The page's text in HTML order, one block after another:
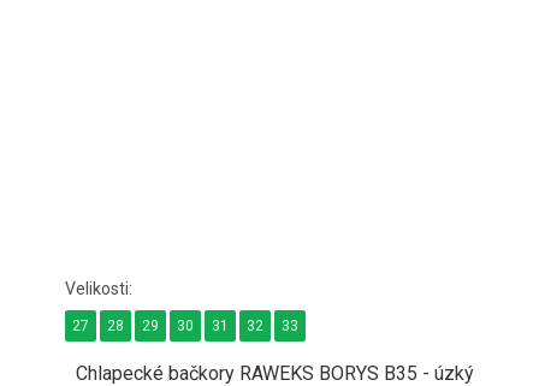
Chlapecké bačkory RAWEKS BORYS B35 - úzký
27 28 29 30 31 32 33